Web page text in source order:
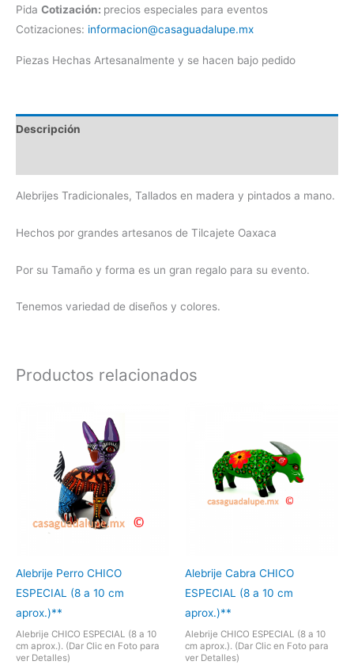
Pida Cotización: precios especiales para eventos
Cotizaciones: informacion@casaguadalupe.mx
Piezas Hechas Artesanalmente y se hacen bajo pedido
Descripción
Alebrijes Tradicionales, Tallados en madera y pintados a mano.
Hechos por grandes artesanos de Tilcajete Oaxaca
Por su Tamaño y forma es un gran regalo para su evento.
Tenemos variedad de diseños y colores.
Productos relacionados
Alebrije Perro CHICO
ESPECIAL (8 a 10 cm
aprox.)**
Alebrije CHICO ESPECIAL (8 a 10
cm aprox.). (Dar Clic en Foto para
ver Detalles)
Alebrije Cabra CHICO
ESPECIAL (8 a 10 cm
aprox.)**
Alebrije CHICO ESPECIAL (8 a 10
cm aprox.). (Dar Clic en Foto para
ver Detalles)